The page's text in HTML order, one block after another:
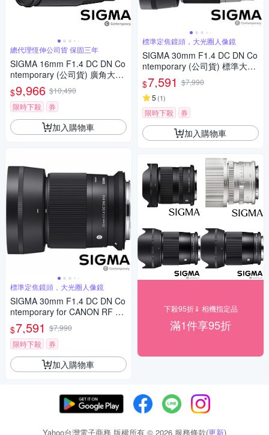
總代理恆伸公司貨 保固三年
SIGMA 16mm F1.4 DC DN Co
ntemporary (公司貨) 廣角大光
圈定焦鏡 人像鏡 APS-C 無反微
單眼專用鏡頭
$9,966 $10,490
限時下殺
券
加入購物車
標準定焦鏡頭，大光圈人像鏡
SIGMA 30mm F1.4 DC DN Co
ntemporary for CANON RF 接
環 (公司貨) 標準大光圈定焦鏡
人像鏡 APS-C 無反微單眼專用
鏡頭
$7,591 $7,990
限時下殺
券
加入購物車
標準定焦鏡頭，大光圈人像鏡
SIGMA 30mm F1.4 DC DN Co
ntemporary (公司貨) 標準大光
圈定焦鏡頭 人像鏡 APS-C 無反
微單眼專用鏡頭
$7,591 $7,990
5 (1)
限時下殺 券
加入購物車
下殺95折⇓ 相機指定品
滿1件享95折
Yahoo台灣電子商務 版權所有 © 2026 服務條款(更新)